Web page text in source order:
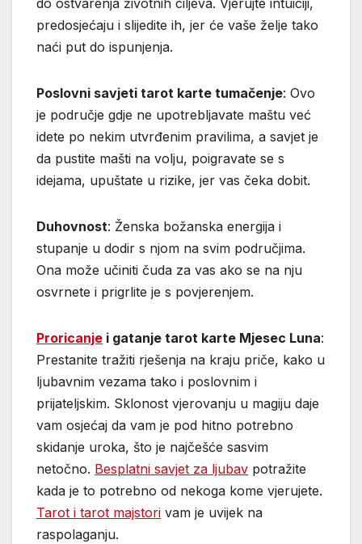
do ostvarenja životnih ciljeva. Vjerujte intuiciji,
predosjećaju i slijedite ih, jer će vaše želje tako
naći put do ispunjenja.
Poslovni savjeti tarot karte tumačenje: Ovo
je područje gdje ne upotrebljavate maštu već
idete po nekim utvrđenim pravilima, a savjet je
da pustite mašti na volju, poigravate se s
idejama, upuštate u rizike, jer vas čeka dobit.
Duhovnost: Ženska božanska energija i
stupanje u dodir s njom na svim područjima.
Ona može učiniti čuda za vas ako se na nju
osvrnete i prigrlite je s povjerenjem.
Proricanje i gatanje tarot karte Mjesec Luna:
Prestanite tražiti rješenja na kraju priče, kako u
ljubavnim vezama tako i poslovnim i
prijateljskim. Sklonost vjerovanju u magiju daje
vam osjećaj da vam je pod hitno potrebno
skidanje uroka, što je najčešće sasvim
netočno. Besplatni savjet za ljubav potražite
kada je to potrebno od nekoga kome vjerujete.
Tarot i tarot majstori vam je uvijek na
raspolaganju.